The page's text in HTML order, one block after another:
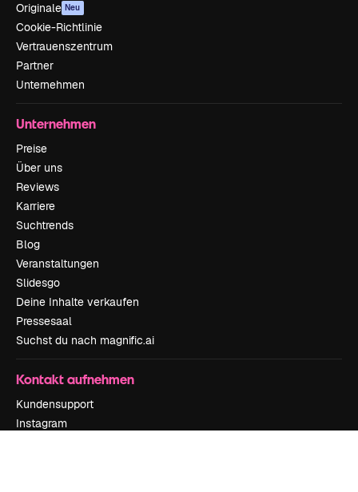
Originale Neu
Cookie-Richtlinie
Vertrauenszentrum
Partner
Unternehmen
Unternehmen
Preise
Über uns
Reviews
Karriere
Suchtrends
Blog
Veranstaltungen
Slidesgo
Deine Inhalte verkaufen
Pressesaal
Suchst du nach magnific.ai
Kontakt aufnehmen
Kundensupport
Instagram